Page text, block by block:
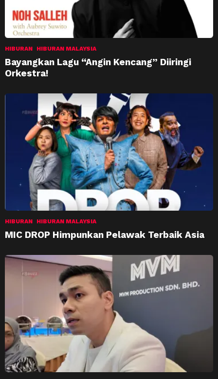
HIBURAN HIBURAN MALAYSIA
Bayangkan Lagu “Angin Kencang” Diiringi
Orkestra!
HIBURAN HIBURAN MALAYSIA
MIC DROP Himpunkan Pelawak Terbaik Asia